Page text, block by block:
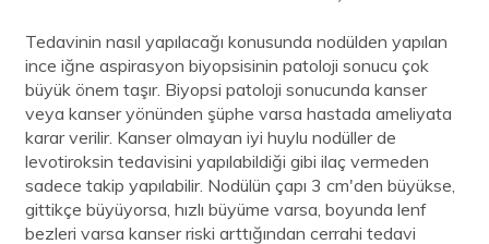
Tedavinin nasıl yapılacağı konusunda nodülden yapılan
ince iğne aspirasyon biyopsisinin patoloji sonucu çok
büyük önem taşır. Biyopsi patoloji sonucunda kanser
veya kanser yönünden şüphe varsa hastada ameliyata
karar verilir. Kanser olmayan iyi huylu nodüller de
levotiroksin tedavisini yapılabildiği gibi ilaç vermeden
sadece takip yapılabilir. Nodülün çapı 3 cm'den büyükse,
gittikçe büyüyorsa, hızlı büyüme varsa, boyunda lenf
bezleri varsa kanser riski arttığından cerrahi tedavi